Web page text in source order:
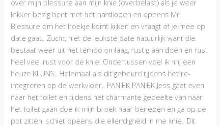
over mijn blessure aan mijn knie (overbelast) als je weer
lekker bezig bent met het hardlopen en opeens Mr
Blessure om het hoekje komt kijken en vraagt of je mee op
date gaat.. Zucht, niet de leukste date natuurlijk want die
bestaat weer uit het tempo omlaag, rustig aan doen en rust
heel veel rust voor de knie! Ondertussen voel ik mij een
heuze KLUNS.. Helemaal als dit gebeurd tijdens het re-
integreren op de werkvloer.. PANIEK PANIEK Jess gaat even
naar het toilet en tijdens het charmante gedeelte van naar
het toilet gaan doe ik mijn broek naar beneden en ga op de
pot zitten, schiet opeens die ellendigheid in me knie.. Dit